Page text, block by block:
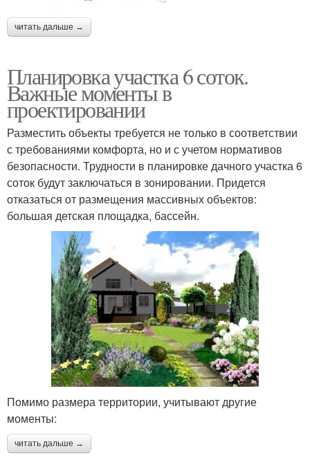
читать дальше →
Планировка участка 6 соток.
Важные моменты в
проектировании
Разместить объекты требуется не только в соответствии
с требованиями комфорта, но и с учетом нормативов
безопасности. Трудности в планировке дачного участка 6
соток будут заключаться в зонировании. Придется
отказаться от размещения массивных объектов:
большая детская площадка, бассейн.
Помимо размера территории, учитывают другие
моменты:
читать дальше →